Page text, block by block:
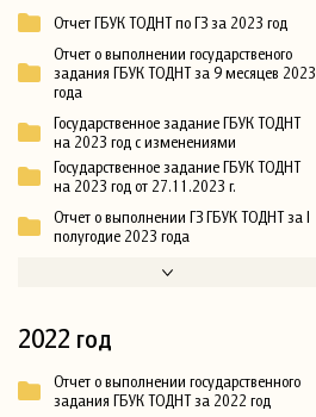
Отчет ГБУК ТОДНТ по ГЗ за 2023 год
Отчет о выполнении государственого
задания ГБУК ТОДНТ за 9 месяцев 2023
года
Государственное задание ГБУК ТОДНТ
на 2023 год с изменениями
Государственное задание ГБУК ТОДНТ
на 2023 год от 27.11.2023 г.
Отчет о выполнении ГЗ ГБУК ТОДНТ за I
полугодие 2023 года
2022 год
Отчет о выполнении государственного
задания ГБУК ТОДНТ за 2022 год